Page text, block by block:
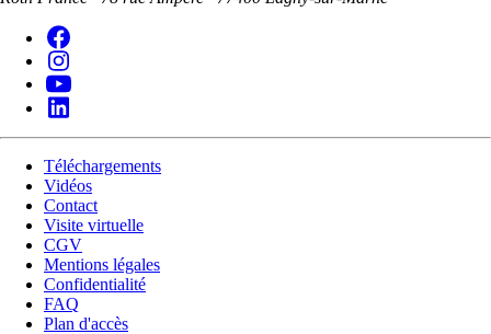
Téléchargements
Vidéos
Contact
Visite virtuelle
CGV
Mentions légales
Confidentialité
FAQ
Plan d'accès